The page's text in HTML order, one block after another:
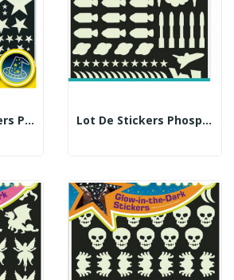
Lot De 1000 Stickers Phosphorescents Lot De Stickers Phosphorescents - Thème Engins...